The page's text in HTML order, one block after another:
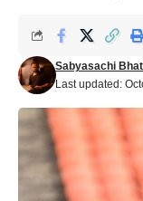
Last updated:
Sabyasachi